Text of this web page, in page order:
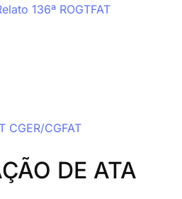
136ª ROGTFAT
CGER/CGFAT
DE ATA